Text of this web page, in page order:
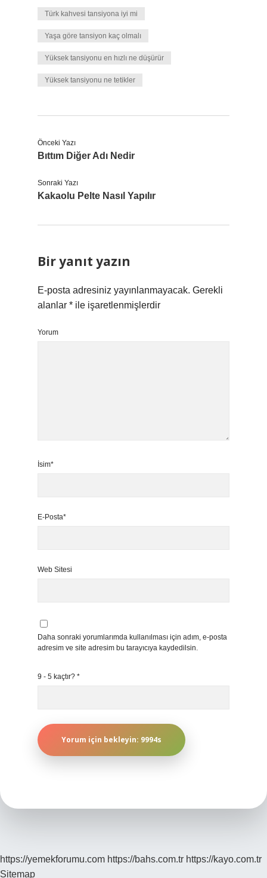
Türk kahvesi tansiyona iyi mi
Yaşa göre tansiyon kaç olmalı
Yüksek tansiyonu en hızlı ne düşürür
Yüksek tansiyonu ne tetikler
Önceki Yazı
Bıttım Diğer Adı Nedir
Sonraki Yazı
Kakaolu Pelte Nasıl Yapılır
Bir yanıt yazın
E-posta adresiniz yayınlanmayacak. Gerekli
alanlar * ile işaretlenmişlerdir
Yorum
İsim*
E-Posta*
Web Sitesi
Daha sonraki yorumlarımda kullanılması için adım, e-posta
adresim ve site adresim bu tarayıcıya kaydedilsin.
9 - 5 kaçtır? *
https://yemekforumu.com https://bahs.com.tr https://kayo.com.tr
Sitemap